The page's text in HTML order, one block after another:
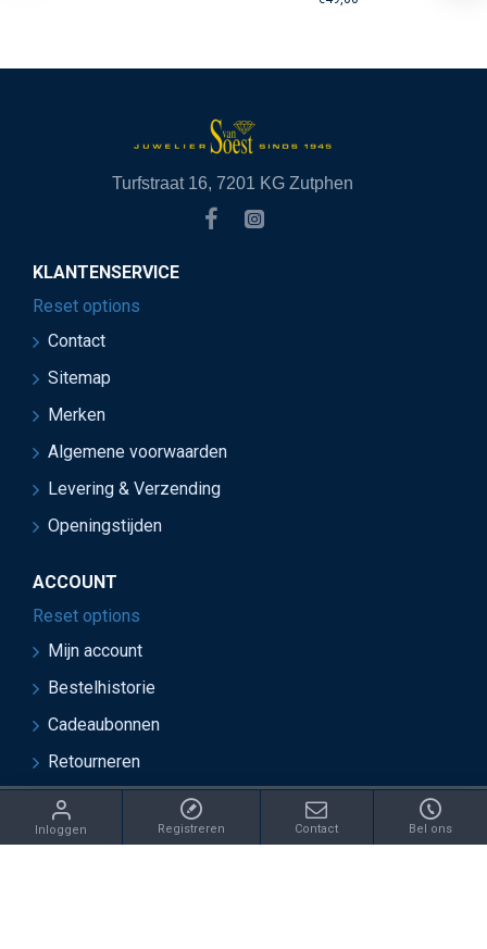
Turfstraat 16, 7201 KG Zutphen
KLANTENSERVICE
Reset options
Contact
Sitemap
Merken
Algemene voorwaarden
Levering & Verzending
Openingstijden
ACCOUNT
Reset options
Mijn account
Bestelhistorie
Cadeaubonnen
Retourneren
2021 Juwelier van Soest - Ontwikkeld door OnlineBouwers
Inloggen Registreren Contact Bel ons